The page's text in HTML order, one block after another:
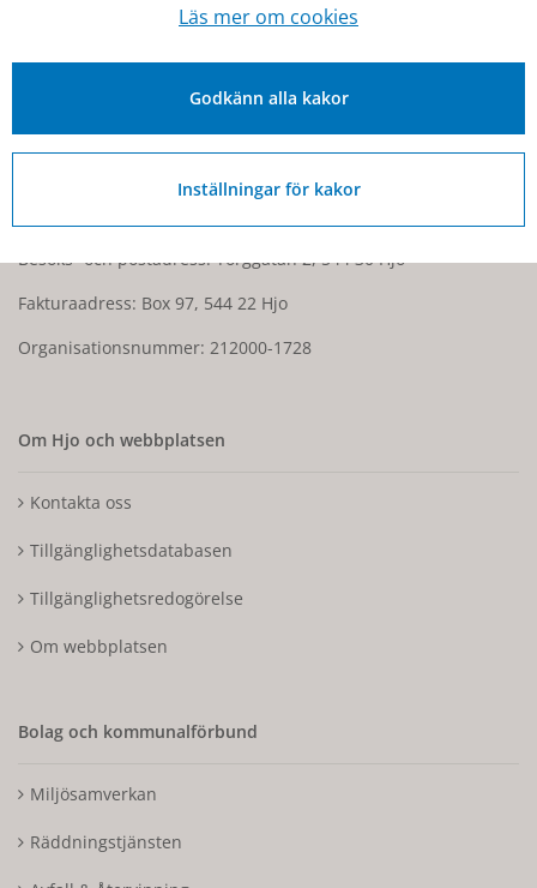
Besöks- och postadress: Torggatan 2, 544 30 Hjo
Fakturaadress: Box 97, 544 22 Hjo
Organisationsnummer: 212000-1728
Om Hjo och webbplatsen
Kontakta oss
Tillgänglighetsdatabasen
Tillgänglighetsredogörelse
Om webbplatsen
Bolag och kommunalförbund
Miljösamverkan
Räddningstjänsten
Läs mer om cookies
Godkänn alla kakor
Inställningar för kakor